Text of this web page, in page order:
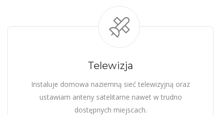
Telewizja
Instaluje domowa naziemną sieć telewizyjną oraz
ustawiam anteny satelitarne nawet w trudno
dostępnych miejscach.